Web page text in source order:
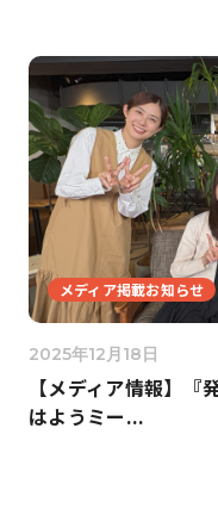
メディア掲載お知らせ
2025年12月18日
【メディア情報】
はようミー...